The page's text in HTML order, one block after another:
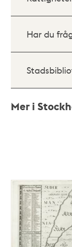
Har du
Mer i